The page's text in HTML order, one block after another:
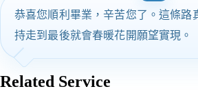
恭喜您順利畢業，辛苦您了。這條路
持走到最後就會春暖花開願望實現。
Related Service